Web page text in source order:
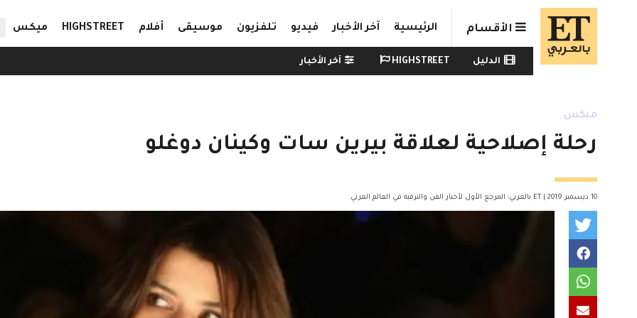
Skip to main content
الأقسام الرئيسية آخر الأخبار فيديو تلفزيون موسيقى أفلام HIGHSTREET ميكس
Watch menu
الدليل HIGHSTREET آخر الأخبار
ميكس
رحلة إصلاحية لعلاقة بيرين سات وكينان دوغلو
10 ديسمبر 2019 | ET بالعربي: المرجع الأول لأخبار الفن والترفيه في العالم العربي